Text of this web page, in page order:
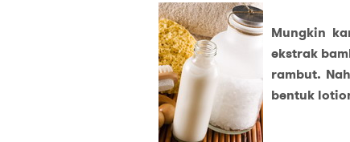
Mungkin
ekstrak
rambut.
bentuk